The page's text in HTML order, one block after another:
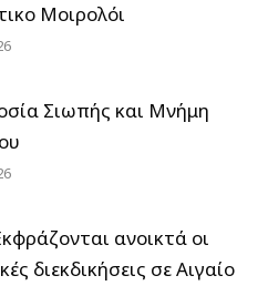
Μοιρολόι
Σιωπής και Μνήμη
ανοικτά οι
διεκδικήσεις σε Αιγαίο